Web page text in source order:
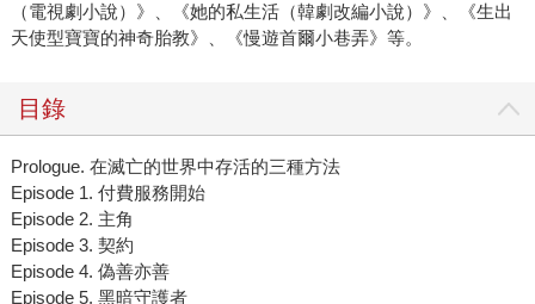
（電視劇小說）》、《她的私生活（韓劇改編小說）》、《生出
天使型寶寶的神奇胎教》、《慢遊首爾小巷弄》等。
目錄
Prologue. 在滅亡的世界中存活的三種方法
Episode 1. 付費服務開始
Episode 2. 主角
Episode 3. 契約
Episode 4. 偽善亦善
Episode 5. 黑暗守護者